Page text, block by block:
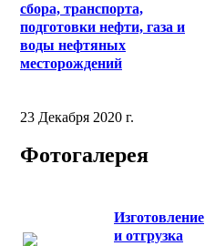
сбора, транспорта,
подготовки нефти, газа и
воды нефтяных
месторождений
23 Декабря 2020 г.
Фотогалерея
Изготовление
и отгрузка